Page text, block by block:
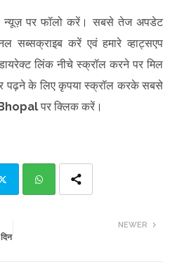
न्यूज़ पर फॉलो करें। सबसे तेज अपडेट
सब्सक्राइब करें एवं हमारे व्हाट्सएप
लिंक नीचे स्क्रॉल करने पर मिल
पढ़ने के लिए कृपया स्क्रॉल करके सबसे
पर क्लिक करें।
NEWER